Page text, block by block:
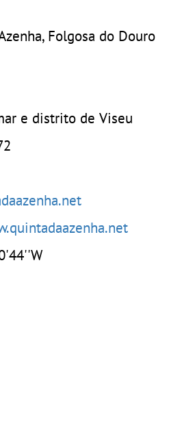
Folgosa do Douro
e distrito de Viseu